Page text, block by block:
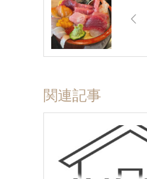
関連記事